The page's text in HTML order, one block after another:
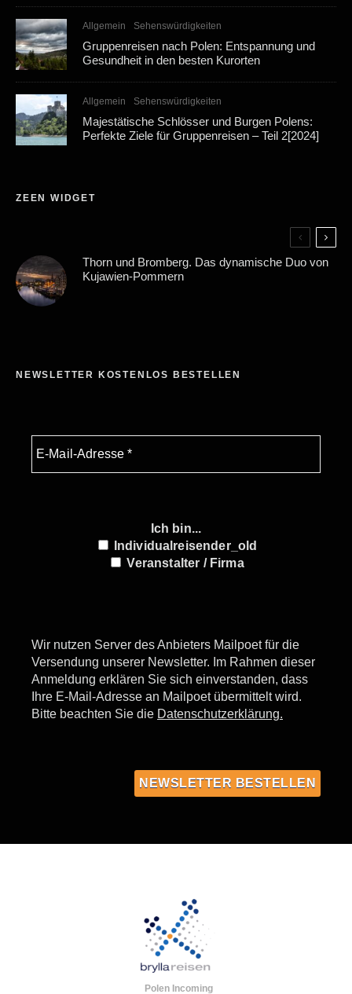
Allgemein Sehenswürdigkeiten
Gruppenreisen nach Polen: Entspannung und
Gesundheit in den besten Kurorten
Allgemein Sehenswürdigkeiten
Majestätische Schlösser und Burgen Polens:
Perfekte Ziele für Gruppenreisen – Teil 2[2024]
ZEEN WIDGET
Thorn und Bromberg. Das dynamische Duo von
Kujawien-Pommern
NEWSLETTER KOSTENLOS BESTELLEN
Ich bin...
Individualreisender_old
Veranstalter / Firma
Wir nutzen Server des Anbieters Mailpoet für die
Versendung unserer Newsletter. Im Rahmen dieser
Anmeldung erklären Sie sich einverstanden, dass
Ihre E-Mail-Adresse an Mailpoet übermittelt wird.
Bitte beachten Sie die Datenschutzerklärung.
Polen Incoming